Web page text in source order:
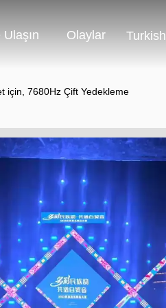
Olaylar Turkish
için, 7680Hz Çift Yedekleme